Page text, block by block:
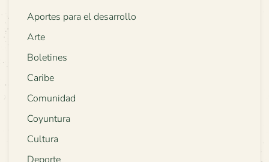
Aportes para el desarrollo
Arte
Boletines
Caribe
Comunidad
Coyuntura
Cultura